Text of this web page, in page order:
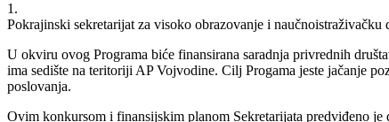
1.
Pokrajinski sekretarijat za visoko obrazovanje i
U okviru ovog Programa biće finansirana saradnja privrednih
ima sedište na teritoriji AP Vojvodine. Cilj Progama jeste jačanje
poslovanja.
Ovim konkursom i finansijskim planom Sekretarijata predviđeno